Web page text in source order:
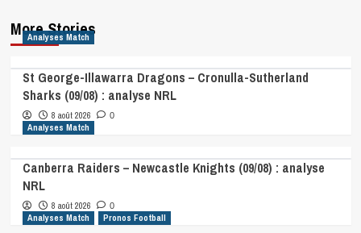
More Stories
Analyses Match
St George-Illawarra Dragons – Cronulla-Sutherland
Sharks (09/08) : analyse NRL
8 août 2026 0
Analyses Match
Canberra Raiders – Newcastle Knights (09/08) : analyse
NRL
8 août 2026 0
Analyses Match Pronos Football